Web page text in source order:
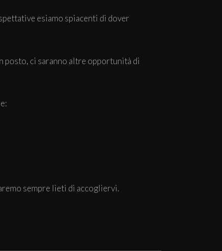
esiamo spiacenti di dover
posto, ci saranno altre opportunità di
sempre lieti di accogliervi.